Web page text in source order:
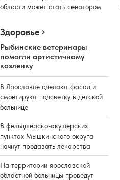
области может стать сенатором
Здоровье
Рыбинские ветеринары
помогли артистичному
козленку
В Ярославле сделают фасад и
смонтируют подсветку в детской
больнице
В фельдшерско-акушерских
пунктах Мышкинского округа
начнут продавать лекарства
На территории ярославской
областной больницы проведут